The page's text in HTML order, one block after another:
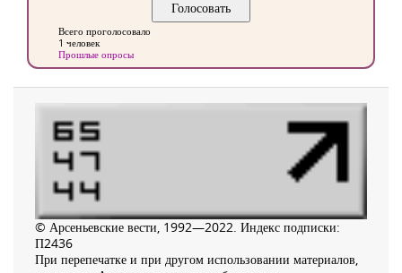
Всего проголосовало
1 человек
Прошлые опросы
© Арсеньевские вести, 1992—2022. Индекс подписки:
П2436
При перепечатке и при другом использовании материалов,